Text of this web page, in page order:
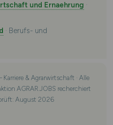
und Ernaehrung ·
· Berufs- und
Karriere & Agrarwirtschaft · Alle
AGRAR.JOBS recherchiert
August 2026